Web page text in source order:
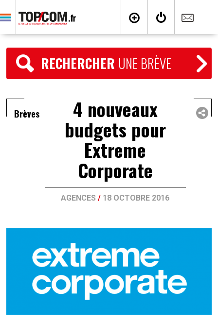
RECHERCHER UNE BRÈVE
Brèves 4 nouveaux
budgets pour
Extreme
Corporate
AGENCES / 18 OCTOBRE 2016